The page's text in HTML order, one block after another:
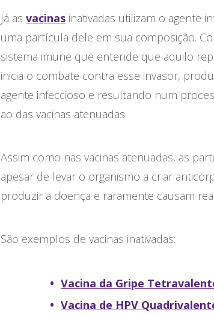
Já as vacinas inativadas utilizam o agente
uma partícula dele em sua composição.
sistema imune que entende que aquilo
inicia o combate contra esse invasor,
agente infeccioso e resultando num
ao das vacinas atenuadas.
Assim como nas vacinas atenuadas, as
apesar de levar o organismo a criar
produzir a doença e raramente causam
São exemplos de vacinas inativadas:​
Vacina da Gripe
Vacina de HPV